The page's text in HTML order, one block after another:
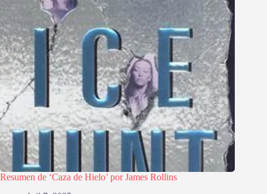
Resumen de ‘Caza de Hielo’ por James Rollins